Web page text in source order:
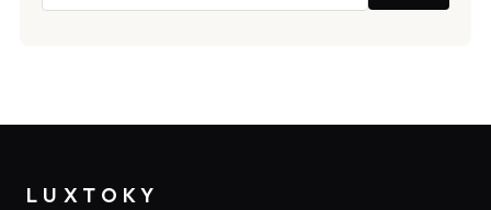
LUXTOKY